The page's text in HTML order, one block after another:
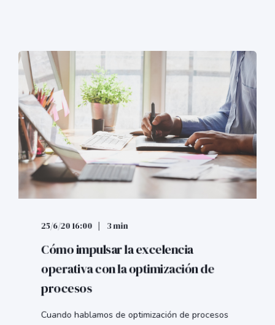
25/6/20 16:00 3 min
Cómo impulsar la excelencia
operativa con la optimización de
procesos
Cuando hablamos de optimización de procesos